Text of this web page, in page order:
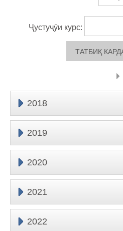
Ҷустуҷӯи курс:
2018
2019
2020
2021
2022